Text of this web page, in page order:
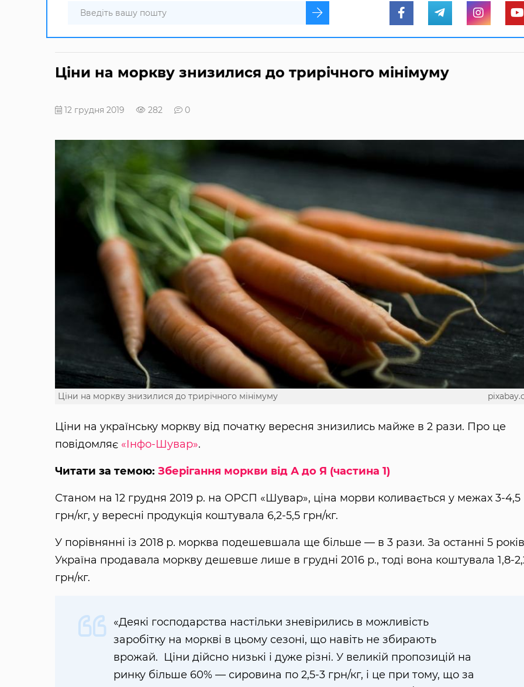
Ціни на моркву знизилися до трирічного мінімуму
12 грудня 2019 282 0
Ціни на моркву знизилися до трирічного мінімуму
Ціни на українську моркву від початку вересня знизились майже в 2 рази. Про це
повідомляє «Інфо-Шувар».
Читати за темою: Зберігання моркви від А до Я (частина 1)
Станом на 12 грудня 2019 р. на ОРСП «Шувар», ціна морви коливається у межах 3-4,5
грн/кг, у вересні продукція коштувала 6,2-5,5 грн/кг.
У порівнянні із 2018 р. морква подешевшала ще більше — в 3 рази. За останні 5 років
Україна продавала моркву дешевше лише в грудні 2016 р., тоді вона коштувала 1,8-
грн/кг.
«Деякі господарства настільки зневірились в можливість
заробітку на моркві в цьому сезоні, що навіть не збирають
врожай. Ціни дійсно низькі і дуже різні. У великій пропозицій на
ринку більше 60% — сировина по 2,5-3 грн/кг, і це при тому, що за